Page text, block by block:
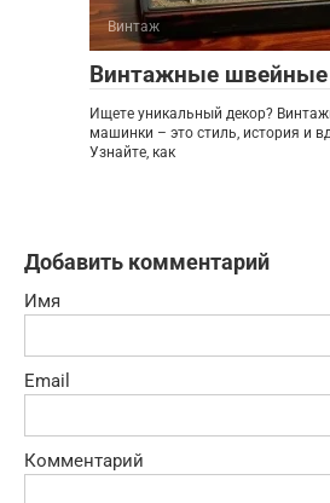
Винтаж
Винтажные
Ищете уникальный декор?
машинки – это стиль, история и
Узнайте, как
Добавить комментарий
Имя
Email
Комментарий